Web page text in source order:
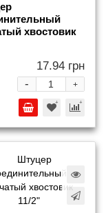
хвостовик
17.94 грн
+
-